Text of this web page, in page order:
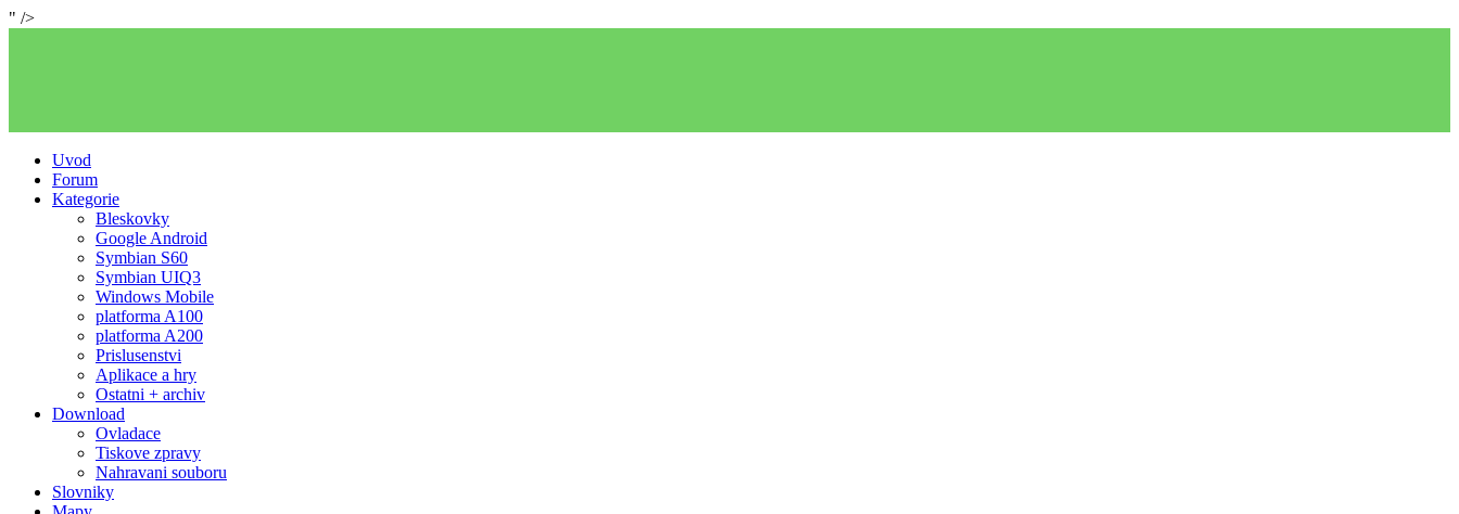
" />
Uvod
Forum
Kategorie
Bleskovky
Google Android
Symbian S60
Symbian UIQ3
Windows Mobile
platforma A100
platforma A200
Prislusenstvi
Aplikace a hry
Ostatni + archiv
Download
Ovladace
Tiskove zpravy
Nahravani souboru
Slovniky